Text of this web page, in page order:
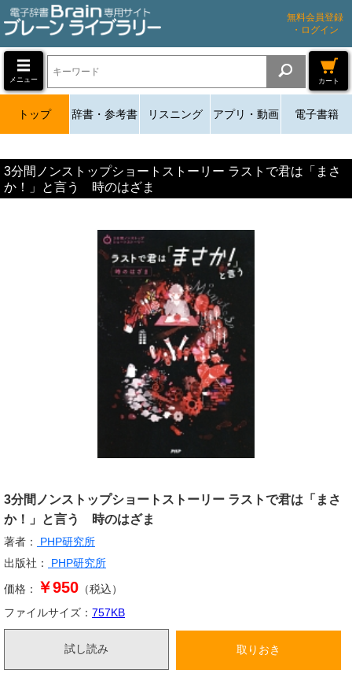
無料会員登録
・ログイン
メニュー カート
トップ 辞書・参考書 リスニング アプリ・動画 電子書籍
3分間ノンストップショートストーリー ラストで君は「まさ
か！」と言う 時のはざま
3分間ノンストップショートストーリー ラストで君は「まさ
か！」と言う 時のはざま
著者：
PHP研究所
出版社：
PHP研究所
価格： ￥950 （税込）
ファイルサイズ： 757KB
試し読み 取りおき